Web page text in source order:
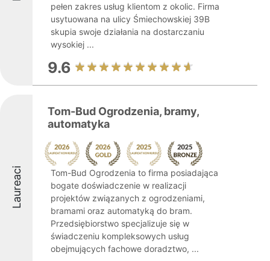
pełen zakres usług klientom z okolic. Firma
usytuowana na ulicy Śmiechowskiej 39B
skupia swoje działania na dostarczaniu
wysokiej ...
9.6
Laureaci
Tom-Bud Ogrodzenia, bramy,
automatyka
Tom-Bud Ogrodzenia to firma posiadająca
bogate doświadczenie w realizacji
projektów związanych z ogrodzeniami,
bramami oraz automatyką do bram.
Przedsiębiorstwo specjalizuje się w
świadczeniu kompleksowych usług
obejmujących fachowe doradztwo, ...